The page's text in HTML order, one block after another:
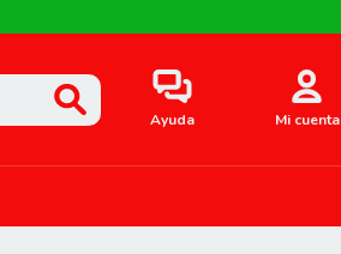
Ayuda Mi cuenta